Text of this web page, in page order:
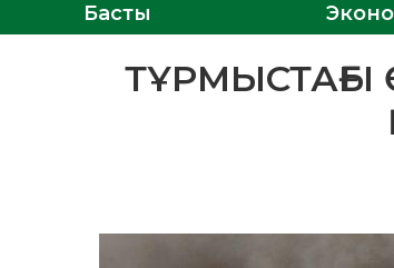
Басты
ТҰРМЫСТАҒЫ